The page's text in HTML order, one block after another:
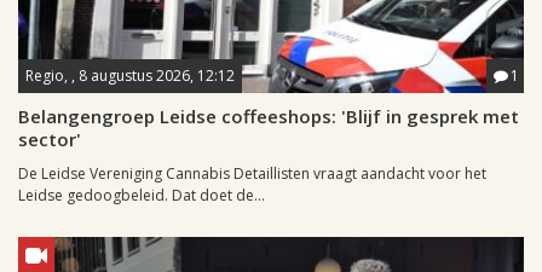
Regio, , 8 augustus 2026, 12:12 1
Belangengroep Leidse coffeeshops: 'Blijf in gesprek met
sector'
De Leidse Vereniging Cannabis Detaillisten vraagt aandacht voor het
Leidse gedoogbeleid. Dat doet de...